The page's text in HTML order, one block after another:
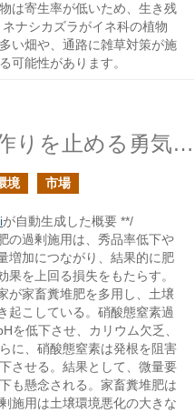
は寄生率が低いため、生き残
ナシカズラがイネ科の植物
い畑や、通路に雑草対策が施
可能性があります。
家畜糞堆肥による土作りを止める勇気を
境 市場
が自動生成した概要 **/
の過剰施用は、秀品率低下や
増加につながり、結果的に肥
果を上回る損失をもたらす。
が家畜糞堆肥を多用し、土壌
起こしている。硝酸態窒素過
を低下させ、カリウム欠乏、
に、硝酸態窒素は発根を阻害
させる。結果として、微量要
も懸念される。家畜糞堆肥は
施用は土壌環境悪化の大きな